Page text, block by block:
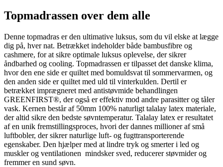
Topmadrassen over dem alle
Denne topmadras er den ultimative luksus, som du vil elske at lægge
dig på, hver nat. Betrækket indeholder både bambusfibre og
cashmere, for at sikre optimale luksus oplevelse, der sikrer
åndbarhed og cooling. Topmadrassen er tilpasset det danske klima,
hvor den ene side er quiltet med bomuldsvat til sommervarmen, og
den anden side er quiltet med uld til vinterkulden. Dertil er
betrækket imprægneret med antistøvmide behandlingen
GREENFIRST®, der også er effektiv mod andre parasitter og tåler
vask. Kernen består af 50mm 100% naturligt talalay latex materiale,
der altid sikre den bedste søvntemperatur. Talalay latex er resultatet
af en unik fremstillingsproces, hvori der dannes millioner af små
luftbobler, der sikrer naturlige luft- og fugttransporterende
egenskaber. Den hjælper med at lindre tryk og smerter i led og
muskler og ventilationen mindsker sved, reducerer støvmider og
fremmer en sund søvn.